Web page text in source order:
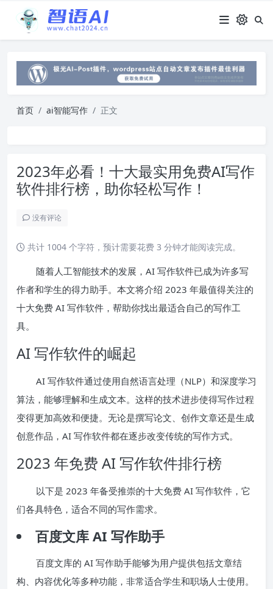
首页 ai智能写作 正文
2023年必看！十大最实用免费AI写作
软件排行榜，助你轻松写作！
没有评论
共计 1004 个字符，预计需要花费 3 分钟才能阅读完成。
随着人工智能技术的发展，AI 写作软件已成为许多写
作者和学生的得力助手。本文将介绍 2023 年最值得关注的
十大免费 AI 写作软件，帮助你找出最适合自己的写作工
具。
AI 写作软件的崛起
AI 写作软件通过使用自然语言处理（NLP）和深度学习
算法，能够理解和生成文本。这样的技术进步使得写作过程
变得更加高效和便捷。无论是撰写论文、创作文章还是生成
创意作品，AI 写作软件都在逐步改变传统的写作方式。
2023 年免费 AI 写作软件排行榜
以下是 2023 年备受推崇的十大免费 AI 写作软件，它
们各具特色，适合不同的写作需求。
百度文库 AI 写作助手
百度文库的 AI 写作助手能够为用户提供包括文章结
构、内容优化等多种功能，非常适合学生和职场人士使用。